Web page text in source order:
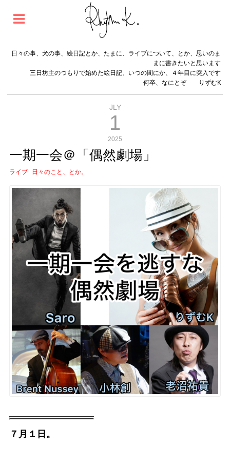
日々の事、犬の事、絵日記とか、たまに、ライブについて、とか、思いのま
まに書きたいと思います
三日坊主のつもりで始めた絵日記、いつの間にか、４年目に突入です
何卒、なにとぞ りずむK
JLY
1
2025
一期一会＠「偶然劇場」
ライブ 日々のこと、とか。
７月１日。